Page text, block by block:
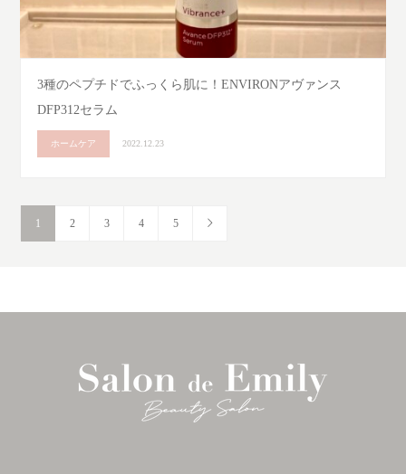
3種のペプチドでふっくら肌に！ENVIRONアヴァンス
DFP312セラム
ホームケア 2022.12.23
1 2 3 4 5